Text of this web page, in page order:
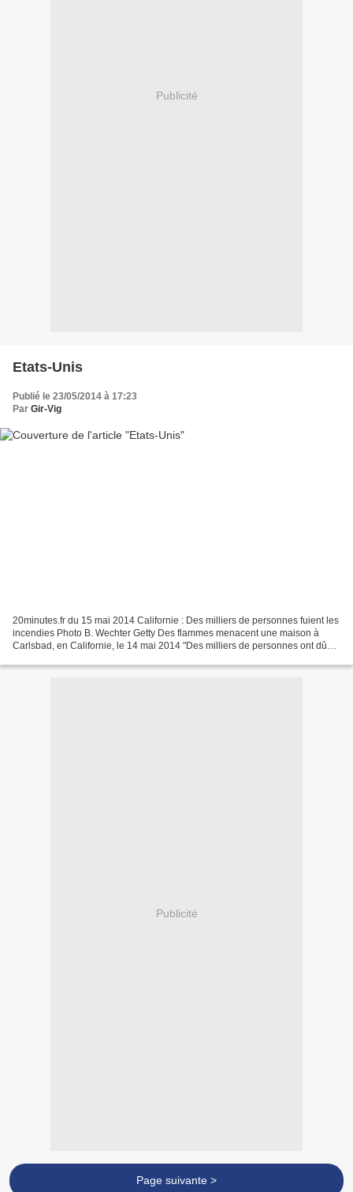
Publicité
Etats-Unis
Publié le 23/05/2014 à 17:23
Par Gir-Vig
20minutes.fr du 15 mai 2014 Californie : Des milliers de personnes fuient les
incendies Photo B. Wechter Getty Des flammes menacent une maison à
Carlsbad, en Californie, le 14 mai 2014 "Des milliers de personnes ont dû
Publicité
Page suivante >